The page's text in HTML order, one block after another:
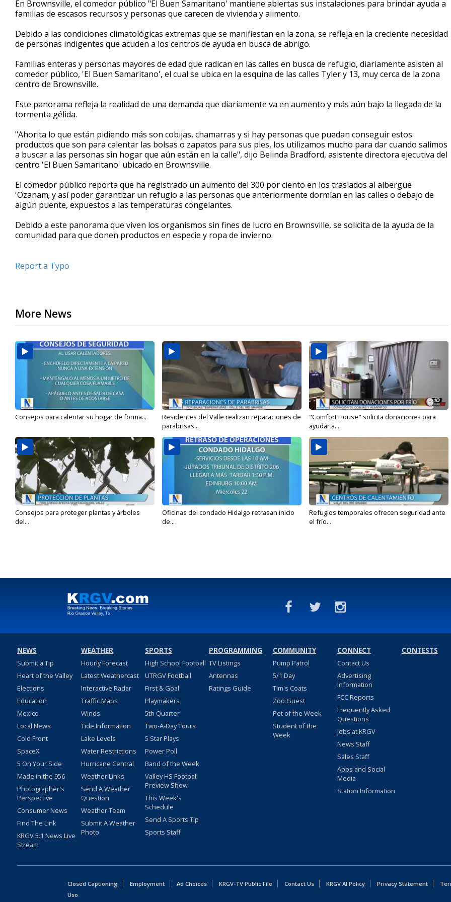
of
2
45
seconds
Volume
90%
En Brownsville, el comedor público "El Buen Samaritano' mantiene abiertas sus instalaciones para brindar ayuda a
familias de escasos recursos y personas que carecen de vivienda y alimento.
Debido a las condiciones climatológicas extremas que se manifiestan en la zona, se refleja en la creciente necesidad
de personas indigentes que acuden a los centros de ayuda en busca de abrigo.
Familias enteras y personas mayores de edad que radican en las calles en busca de refugio, diariamente asisten al
comedor público, 'El Buen Samaritano', el cual se ubica en la esquina de las calles Tyler y 13, muy cerca de la zona
centro de Brownsville.
Este panorama refleja la realidad de una demanda que diariamente va en aumento y más aún bajo la llegada de la
tormenta gélida.
"Ahorita lo que están pidiendo más son cobijas, chamarras y si hay personas que puedan conseguir estos
productos que son para calentar las bolsas o zapatos para sus pies, los utilizamos mucho para dar cuando salimos
a buscar a las personas sin hogar que aún están en la calle", dijo Belinda Bradford, asistente directora ejecutiva del
centro 'El Buen Samaritano' ubicado en Brownsville.
El comedor público reporta que ha registrado un aumento del 300 por ciento en los traslados al albergue
'Ozanam; y así poder garantizar un refugio a las personas que anteriormente dormían en las calles o debajo de
algún puente, expuestos a las temperaturas congelantes.
Debido a este panorama que viven los organismos sin fines de lucro en Brownsville, se solicita de la ayuda de la
comunidad para que donen productos en especie y ropa de invierno.
Report a Typo
More News
Consejos para calentar su hogar de forma...
Residentes del Valle realizan reparaciones de
parabrisas...
"Comfort House" solicita donaciones para
ayudar a...
Consejos para proteger plantas y árboles
del...
Oficinas del condado Hidalgo retrasan inicio
de...
Refugios temporales ofrecen seguridad ante
el frío...
NEWS
Submit a Tip
Heart of the Valley
Elections
Education
Mexico
Local News
Cold Front
SpaceX
5 On Your Side
Made in the 956
Photographer's
Perspective
Consumer News
Find The Link
KRGV 5.1 News Live
Stream
WEATHER
Hourly Forecast
Latest Weathercast
Interactive Radar
Traffic Maps
Winds
Tide Information
Lake Levels
Water Restrictions
Hurricane Central
Weather Links
Send A Weather
Question
Weather Team
Submit A Weather
Photo
SPORTS
High School Football
UTRGV Football
First & Goal
Playmakers
5th Quarter
Two-A-Day Tours
5 Star Plays
Power Poll
Band of the Week
Valley HS Football
Preview Show
This Week's
Schedule
Send A Sports Tip
Sports Staff
PROGRAMMING
TV Listings
Antennas
Ratings Guide
COMMUNITY
Pump Patrol
5/1 Day
Tim's Coats
Zoo Guest
Pet of the Week
Student of the
Week
CONNECT
Contact Us
Advertising
Information
FCC Reports
Frequently Asked
Questions
Jobs at KRGV
News Staff
Sales Staff
Apps and Social
Media
Station Information
CONTESTS
Closed Captioning Employment Ad Choices KRGV-TV Public File Contact Us KRGV AI Policy Privacy Statement
Uso